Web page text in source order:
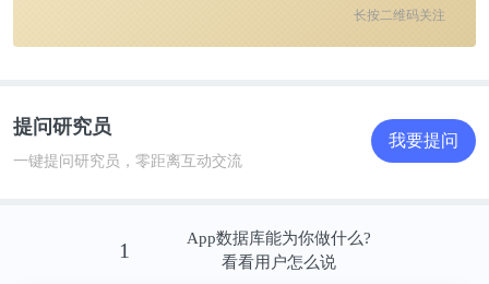
上，且能在快速扩张的同时保持经营效率的“不掉
队”。在疫情冲击实体经济的背景下，名创优品展现
早从2015年开始，名创优品便以轻资产的“类加盟”模
起开启国际化之路，进军东南亚、南美洲等多个市
长按二维码关注
提问研究员
一键提问研究员，零距离互动交流
我要提问
1
App数据库能为你做什么?
看看用户怎么说